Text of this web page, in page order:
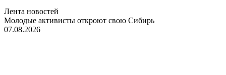
Лента новостей
Молодые активисты откроют свою Сибирь
07.08.2026